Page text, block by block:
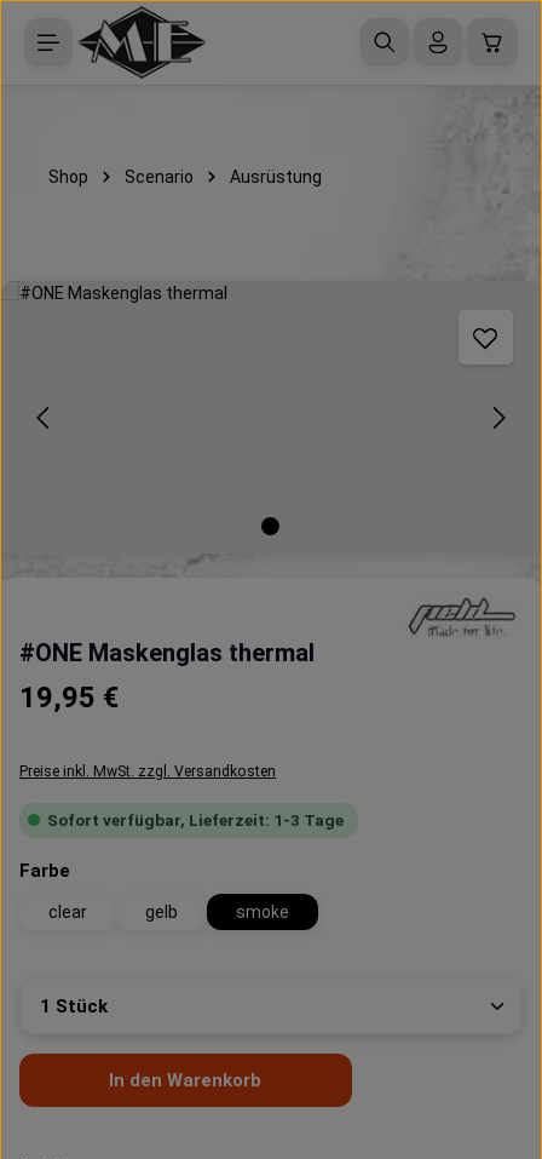
Zum Hauptinhalt springen
Shop Scenario Ausrüstung
Bildergalerie überspringen
#ONE Maskenglas thermal
Regulärer Preis:
19,95 €
Preise inkl. MwSt. zzgl. Versandkosten
Sofort verfügbar, Lieferzeit: 1-3 Tage
Farbe
clear gelb smoke
Produkt Anzahl: Gib den gewünschten Wert ein
In den Warenkorb